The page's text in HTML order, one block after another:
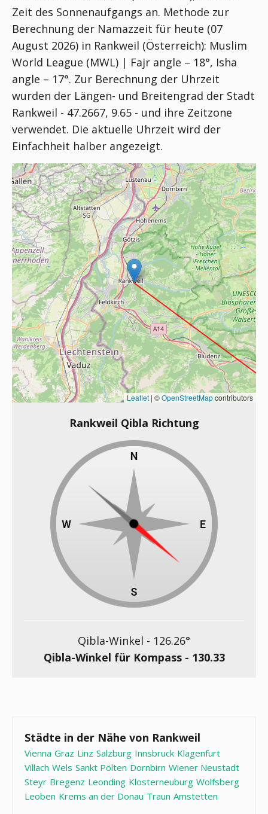
Zeit des Sonnenaufgangs an. Methode zur
Berechnung der Namazzeit für heute (07
August 2026) in Rankweil (Österreich): Muslim
World League (MWL) | Fajr angle – 18°, Isha
angle – 17°. Zur Berechnung der Uhrzeit
wurden der Längen- und Breitengrad der Stadt
Rankweil - 47.2667, 9.65 - und ihre Zeitzone
verwendet. Die aktuelle Uhrzeit wird der
Einfachheit halber angezeigt.
Leaflet | ©OpenStreetMapcontributors
Rankweil Qibla Richtung
Qibla-Winkel - 126.26°
Qibla-Winkel für Kompass - 130.33
Städte in der Nähe von Rankweil
Vienna Graz Linz Salzburg Innsbruck Klagenfurt
Villach Wels Sankt Pölten Dornbirn Wiener Neustadt
Steyr Bregenz Leonding Klosterneuburg Wolfsberg
Leoben Krems an der Donau Traun Amstetten